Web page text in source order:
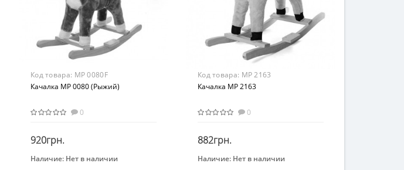
Код товара: MP 0080F
Качалка MP 0080 (Рыжий)
0
920грн.
Закончился
Наличие: Нет в наличии
Код товара: MP 2163
Качалка MP 2163
0
882грн.
Закончился
Наличие: Нет в наличии